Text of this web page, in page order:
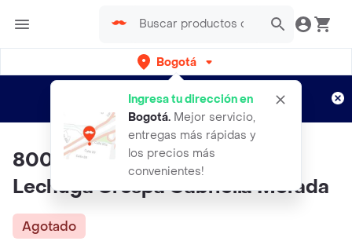
Bogotá
Ingresa tu dirección en
Bogotá. Mejor servicio,
entregas más rápidas y
los precios más
convenientes!
envíos gratis por semanas
Aplican TyC
800 Semillas Orgánicas De
Lechuga Crespa Gabriella Morada
Agotado